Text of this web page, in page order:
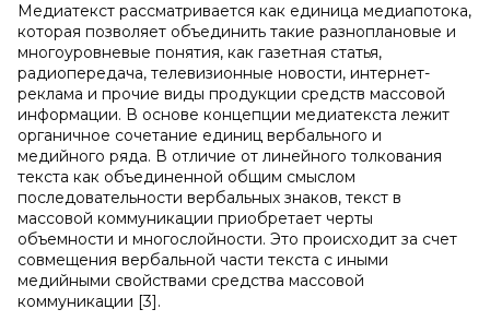
Медиатекст рассматривается как единица медиапотока,
которая позволяет объединить такие разноплановые и
многоуровневые понятия, как газетная статья,
радиопередача, телевизионные новости, интернет-
реклама и прочие виды продукции средств массовой
информации. В основе концепции медиатекста лежит
органичное сочетание единиц вербального и
медийного ряда. В отличие от линейного толкования
текста как объединенной общим смыслом
последовательности вербальных знаков, текст в
массовой коммуникации приобретает черты
объемности и многослойности. Это происходит за счет
совмещения вербальной части текста с иными
медийными свойствами средства массовой
коммуникации [3].